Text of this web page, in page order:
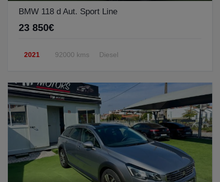
BMW 118 d Aut. Sport Line
23 850€
2021 92000 kms Diesel